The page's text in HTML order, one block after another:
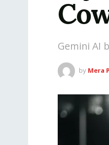
Gemini AI
by Mera